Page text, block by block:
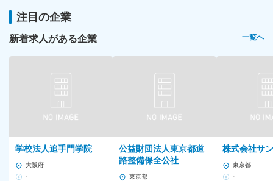
注目の企業
新着求人がある企業 一覧へ
学校法人追手門学院
大阪府
-
公益財団法人東京都道
路整備保全公社
東京都
株式会社サ
東京都
-